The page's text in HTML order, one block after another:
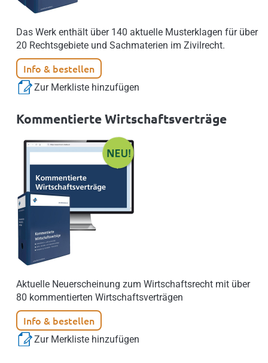
Das Werk enthält über 140 aktuelle Musterklagen für über
20 Rechtsgebiete und Sachmaterien im Zivilrecht.
Info & bestellen
Zur Merkliste hinzufügen
Kommentierte Wirtschaftsverträge
Aktuelle Neuerscheinung zum Wirtschaftsrecht mit über
80 kommentierten Wirtschaftsverträgen
Info & bestellen
Zur Merkliste hinzufügen